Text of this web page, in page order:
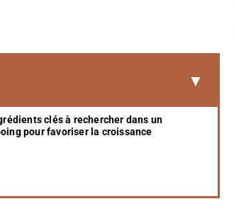
clés à rechercher dans un
pour favoriser la croissance